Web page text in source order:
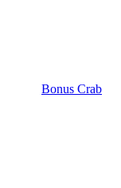
Bonus Crab